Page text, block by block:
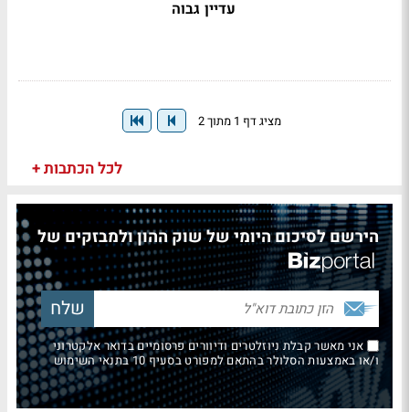
עדיין גבוה
מציג דף 1 מתוך 2
לכל הכתבות +
הירשם לסיכום היומי של שוק ההון ולמבזקים של
אני מאשר קבלת ניוזלטרים ודיוורים פרסומיים בדואר אלקטרוני
ו/או באמצעות הסלולר בהתאם למפורט בסעיף 10 בתנאי השימוש